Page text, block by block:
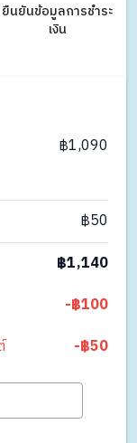
ยืนยันข้อมูลการชำระ
เงิน
฿1,090
฿50
฿1,140
-฿100
-฿50